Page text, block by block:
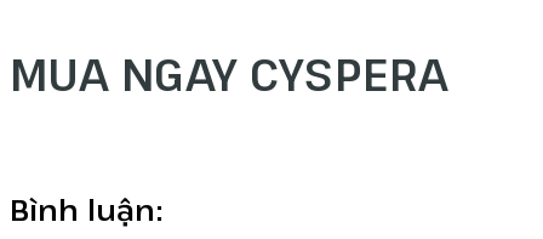
MUA NGAY CYSPERA
Bình luận: